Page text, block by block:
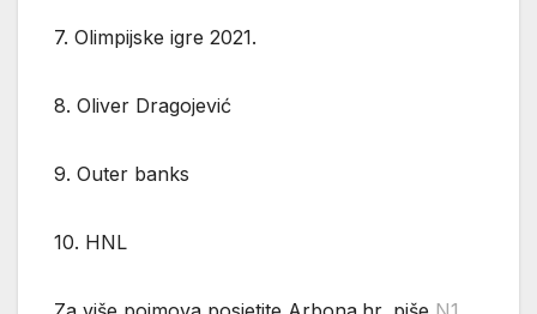
7. Olimpijske igre 2021.
8. Oliver Dragojević
9. Outer banks
10. HNL